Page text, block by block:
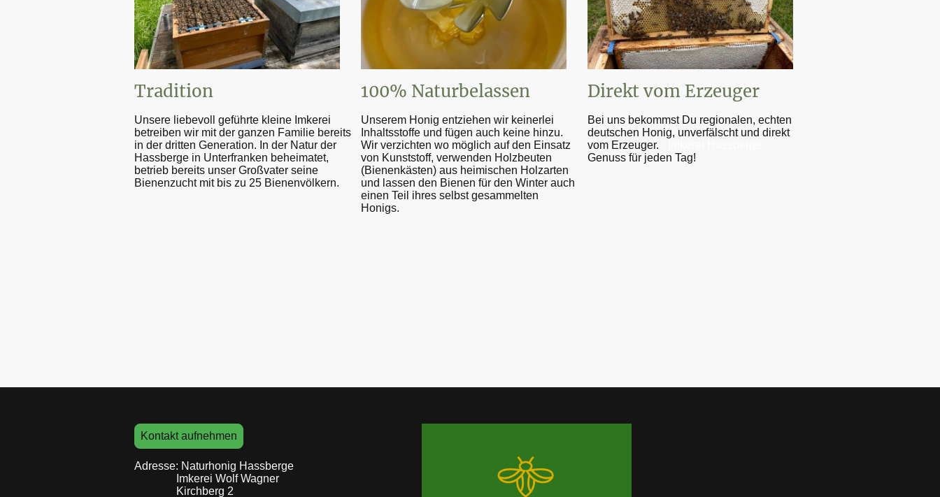
Tradition
Unsere liebevoll geführte kleine Imkerei
betreiben wir mit der ganzen Familie bereits
in der dritten Generation. In der Natur der
Hassberge in Unterfranken beheimatet,
betrieb bereits unser Großvater seine
Bienenzucht mit bis zu 25 Bienenvölkern.
100% Naturbelassen
Unserem Honig entziehen wir keinerlei
Inhaltsstoffe und fügen auch keine hinzu.
Wir verzichten wo möglich auf den Einsatz
von Kunststoff, verwenden Holzbeuten
(Bienenkästen) aus heimischen Holzarten
und lassen den Bienen für den Winter auch
einen Teil ihres selbst gesammelten
Honigs.
Direkt vom Erzeuger
Bei uns bekommst Du regionalen, echten
deutschen Honig, unverfälscht und direkt
vom Erzeuger.
Genuss für jeden Tag!
Kontakt aufnehmen
Adresse: Naturhonig Hassberge
Imkerei Wolf Wagner
Kirchberg 2